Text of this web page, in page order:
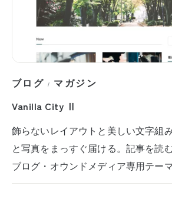
ブログ / マガジン
Vanilla City Ⅱ
飾らないレイアウトと美しい文字組
と写真をまっすぐ届ける。記事を読
ブログ・オウンドメディア専用テー